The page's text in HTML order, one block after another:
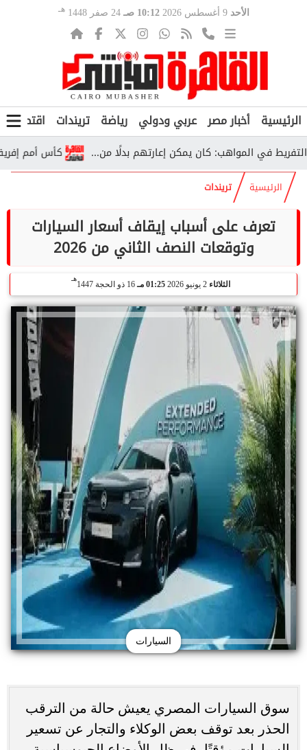
الأحد 9 أغسطس 2026 10:12 صـ 24 صفر 1448 هـ
الرئيسية أخبار مصر عربي ودولي رياضة تريندات اقتصاد
كأس أمم إفريقيا تحت 23 عامًا في مصر 2027.. الفراعنة في المواهب: كان يمكن إعارتهم بدلًا من...
الرئيسية تريندات
تعرف على أسباب إيقاف أسعار السيارات
وتوقعات النصف الثاني من 2026
الثلاثاء 01:25 مـ 16 ذو الحجة 1447
هـ
السيارات
سوق السيارات المصري يعيش حالة من الترقب
الحذر بعد توقف بعض الوكلاء والتجار عن تسعير